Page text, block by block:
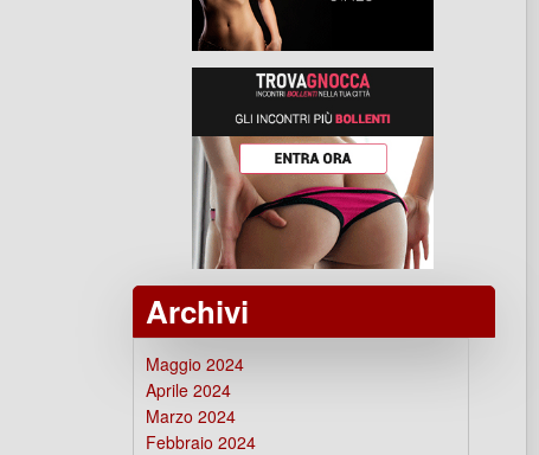
Archivi
Maggio 2024
Aprile 2024
Marzo 2024
Febbraio 2024